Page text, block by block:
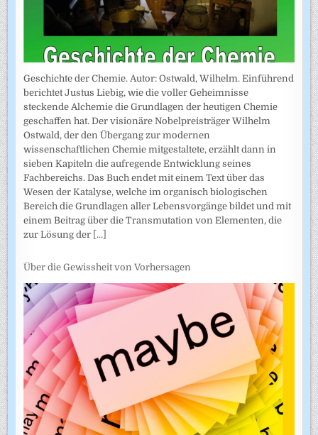
Geschichte der Chemie. Autor: Ostwald, Wilhelm. Einführend
berichtet Justus Liebig, wie die voller Geheimnisse
steckende Alchemie die Grundlagen der heutigen Chemie
geschaffen hat. Der visionäre Nobelpreisträger Wilhelm
Ostwald, der den Übergang zur modernen
wissenschaftlichen Chemie mitgestaltete, erzählt dann in
sieben Kapiteln die aufregende Entwicklung seines
Fachbereichs. Das Buch endet mit einem Text über das
Wesen der Katalyse, welche im organisch biologischen
Bereich die Grundlagen aller Lebensvorgänge bildet und mit
einem Beitrag über die Transmutation von Elementen, die
zur Lösung der [...]
Über die Gewissheit von Vorhersagen